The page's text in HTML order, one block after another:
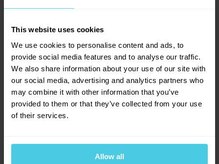
This website uses cookies
We use cookies to personalise content and ads, to
provide social media features and to analyse our traffic.
We also share information about your use of our site with
our social media, advertising and analytics partners who
may combine it with other information that you’ve
provided to them or that they’ve collected from your use
of their services.
Allow all
0x
Rácová Jiřina
3. 12. 2021
náhradní sítko s redukcí Bialetti
Je toto sítko ze dvou částí? Jaké máte rozměry? Máte i nerez
variantu? Děkuji za info, s pozdravem Rácová
📧Provoňte si e-mailovou
schránku kávou
Aromagazín vám pošleme jen, když bude o
čem psát.
Slibujeme na naše kafe.
Přihlásit se